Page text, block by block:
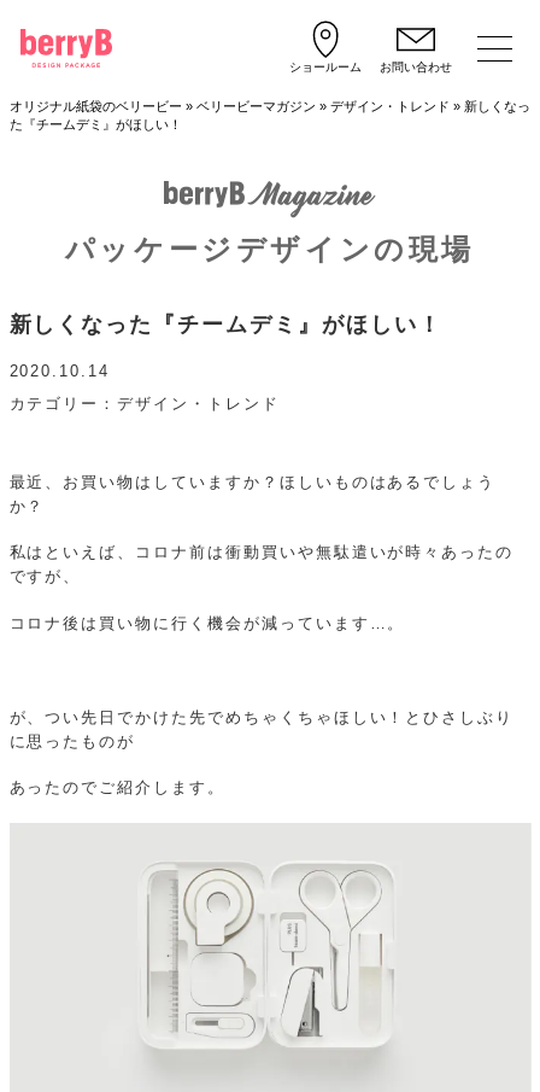
ショールーム お問い合わせ
オリジナル紙袋のベリービー » ベリービーマガジン » デザイン・トレンド » 新しくなっ
た『チームデミ』がほしい！
パッケージデザインの現場
新しくなった『チームデミ』がほしい！
2020.10.14
カテゴリー
デザイン・トレンド
最近、お買い物はしていますか？ほしいものはあるでしょう
か？
私はといえば、コロナ前は衝動買いや無駄遣いが時々あったの
ですが、
コロナ後は買い物に行く機会が減っています…。
が、つい先日でかけた先でめちゃくちゃほしい！とひさしぶり
に思ったものが
あったのでご紹介します。